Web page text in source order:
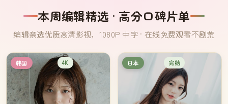
本周编辑精选 · 高分口碑片单
编辑亲选优质高清影视，1080P 中字 · 在线免费观看不剧荒
韩国 4K 日本 完结